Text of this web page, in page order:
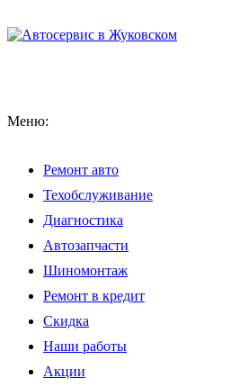
Меню:
Ремонт авто
Техобслуживание
Диагностика
Автозапчасти
Шиномонтаж
Ремонт в кредит
Скидка
Наши работы
Акции